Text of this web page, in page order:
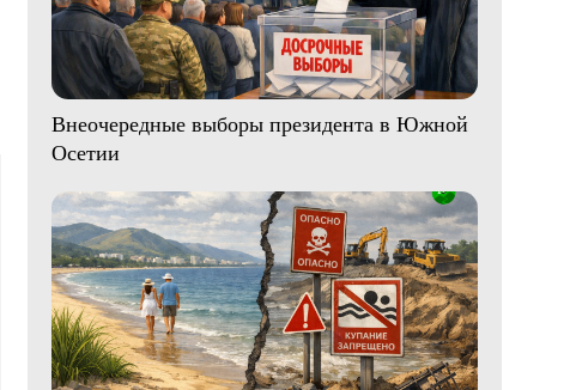
Внеочередные выборы президента в Южной
Осетии